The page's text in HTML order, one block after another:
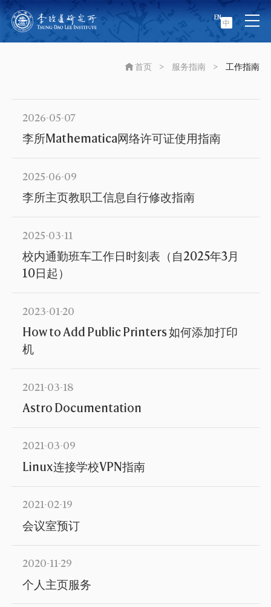
中
EN
首页 > 服务指南 > 工作指南
2026-05-07
李所Mathematica网络许可证使用指南
2025-06-09
李所主页教职工信息自行修改指南
2025-03-11
校内通勤班车工作日时刻表（自2025年3月
10日起）
2023-01-20
How to Add Public Printers 如何添加打印
机
2021-03-18
Astro Documentation
2021-03-09
Linux连接学校VPN指南
2021-02-19
会议室预订
2020-11-29
个人主页服务